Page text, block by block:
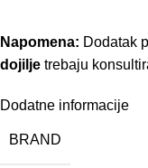
Napomena: Dodatak
dojilje trebaju
Dodatne informacije
BRAND